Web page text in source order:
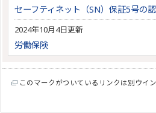
セーフティネット（SN）保証5号の
2024年10月4日更新
労働保険
このマークがついているリンクは別ウイ